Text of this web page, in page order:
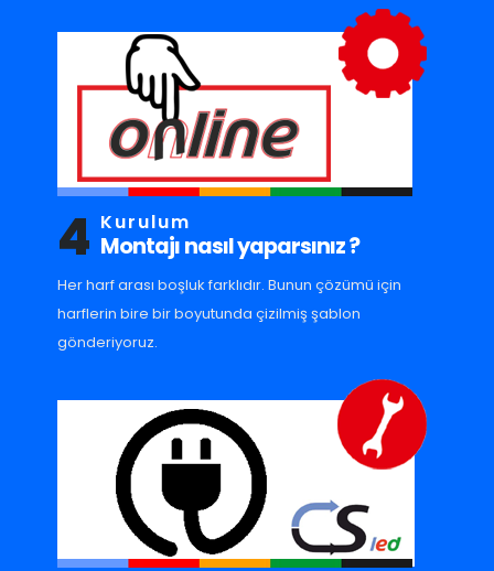
4 Kurulum
Montajı nasıl yaparsınız ?
Her harf arası boşluk farklıdır. Bunun çözümü için
harflerin bire bir boyutunda çizilmiş şablon
gönderiyoruz.